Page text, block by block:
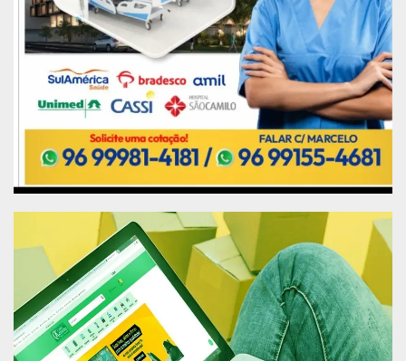
16/3
Acolhida da imagem peregrina de São José,
às 18
17 a 19/03
Feira de Artesanato e Empreendedorismo,
das 17h às 22h, na Praça das Artes, em
frente à Casa do Artesão
19/03
Inauguração do Espaço do Selo Amapá, às
18h,